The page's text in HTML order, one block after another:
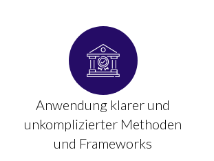
Anwendung klarer und
unkomplizierter Methoden
und Frameworks